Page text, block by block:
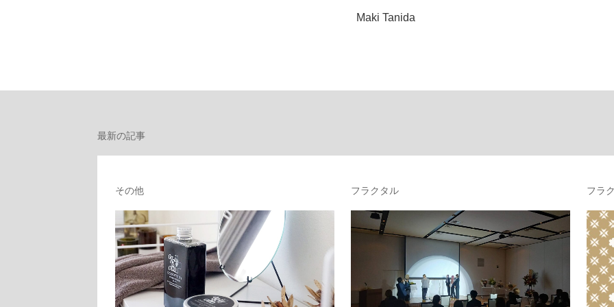
Maki Tanida
最新の記事
その他 フラクタル フラ